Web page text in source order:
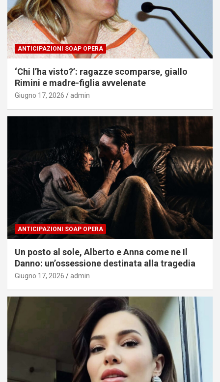
ANTICIPAZIONI SOAP OPERA
‘Chi l’ha visto?’: ragazze scomparse, giallo
Rimini e madre-figlia avvelenate
Giugno 17, 2026 admin
ANTICIPAZIONI SOAP OPERA
Un posto al sole, Alberto e Anna come ne Il
Danno: un’ossessione destinata alla tragedia
Giugno 17, 2026 admin